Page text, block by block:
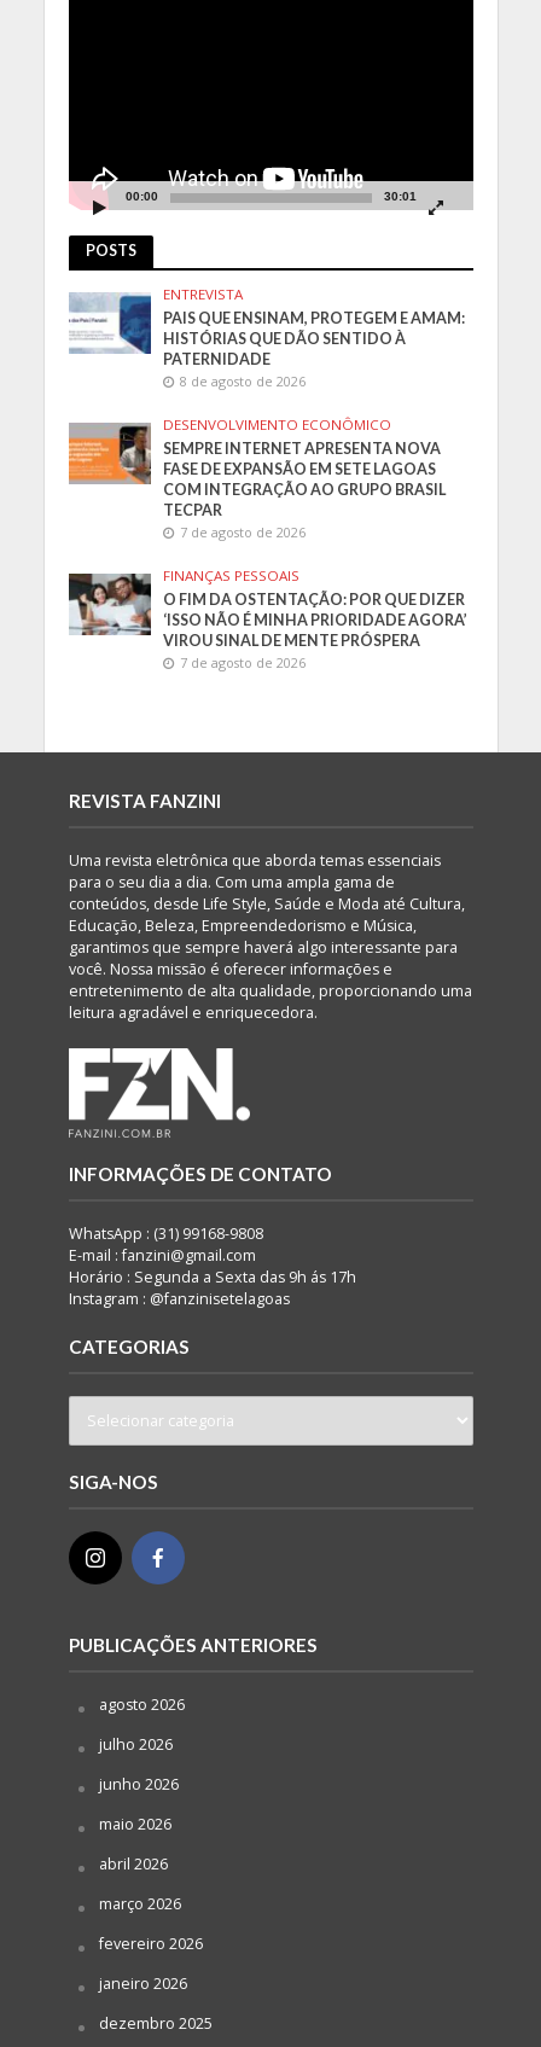
00:00 30:01
POSTS
ENTREVISTA
PAIS QUE ENSINAM, PROTEGEM E AMAM:
HISTÓRIAS QUE DÃO SENTIDO À
PATERNIDADE
8 de agosto de 2026
DESENVOLVIMENTO ECONÔMICO
SEMPRE INTERNET APRESENTA NOVA
FASE DE EXPANSÃO EM SETE LAGOAS
COM INTEGRAÇÃO AO GRUPO BRASIL
TECPAR
7 de agosto de 2026
FINANÇAS PESSOAIS
O FIM DA OSTENTAÇÃO: POR QUE DIZER
‘ISSO NÃO É MINHA PRIORIDADE AGORA’
VIROU SINAL DE MENTE PRÓSPERA
7 de agosto de 2026
REVISTA FANZINI
Uma revista eletrônica que aborda temas essenciais
para o seu dia a dia. Com uma ampla gama de
conteúdos, desde Life Style, Saúde e Moda até Cultura,
Educação, Beleza, Empreendedorismo e Música,
garantimos que sempre haverá algo interessante para
você. Nossa missão é oferecer informações e
entretenimento de alta qualidade, proporcionando uma
leitura agradável e enriquecedora.
INFORMAÇÕES DE CONTATO
WhatsApp : (31) 99168-9808
E-mail : fanzini@gmail.com
Horário : Segunda a Sexta das 9h ás 17h
Instagram : @fanzinisetelagoas
CATEGORIAS
SIGA-NOS
PUBLICAÇÕES ANTERIORES
agosto 2026
julho 2026
junho 2026
maio 2026
abril 2026
março 2026
fevereiro 2026
janeiro 2026
dezembro 2025